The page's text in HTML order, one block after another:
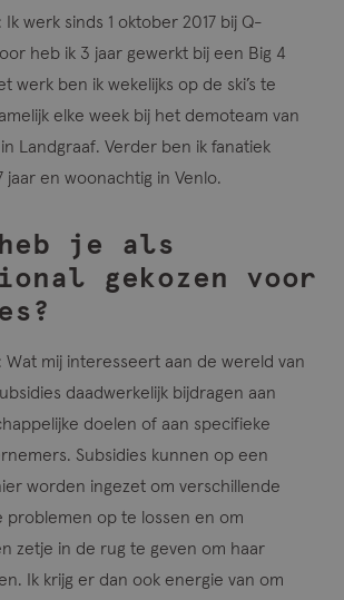
: Ik werk sinds 1 oktober 2017 bij Q-
heb ik 3 jaar gewerkt bij een Big 4
werk ben ik wekelijks op de ski’s te
elke week bij het demoteam van
Landgraaf. Verder ben ik fanatiek
jaar en woonachtig in Venlo.
heb je als
gekozen voor
: Wat mij interesseert aan de wereld van
daadwerkelijk bijdragen aan
doelen of aan specifieke
Subsidies kunnen op een
worden ingezet om verschillende
problemen op te lossen en om
zetje in de rug te geven om haar
Ik krijg er dan ook energie van om